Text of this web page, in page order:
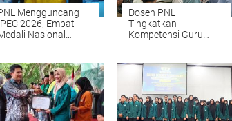
Mengguncang
2026, Empat
Nasional
Dosen PNL
Tingkatkan
Kompetensi Guru